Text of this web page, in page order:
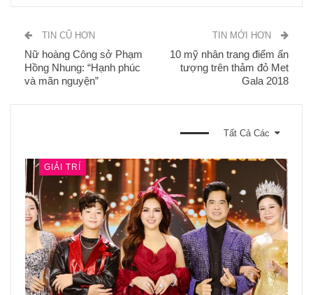
TIN CŨ HƠN
Nữ hoàng Công sở Phạm
Hồng Nhung: “Hạnh phúc
và mãn nguyện”
TIN MỚI HƠN
10 mỹ nhân trang điểm ấn
tượng trên thảm đỏ Met
Gala 2018
Tất Cả Các
GIẢI TRÍ